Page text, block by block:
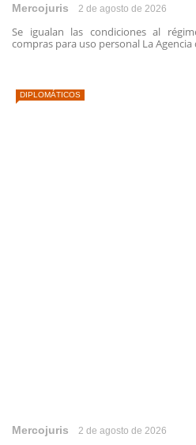
Mercojuris 2 de agosto de 2026
Se igualan las condiciones al
compras para uso personal La
DIPLOMÁTICOS
Mercojuris 2 de agosto de 2026